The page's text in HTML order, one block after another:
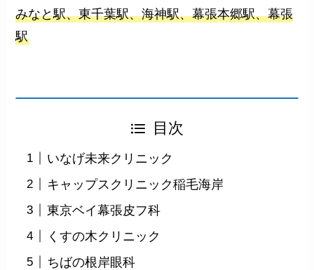
みなと駅、東千葉駅、海神駅、幕張本郷駅、幕張
駅
目次
いなげ未来クリニック
キャップスクリニック稲毛海岸
東京ベイ幕張皮フ科
くすの木クリニック
ちばの根岸眼科